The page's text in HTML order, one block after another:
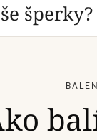
šperky?